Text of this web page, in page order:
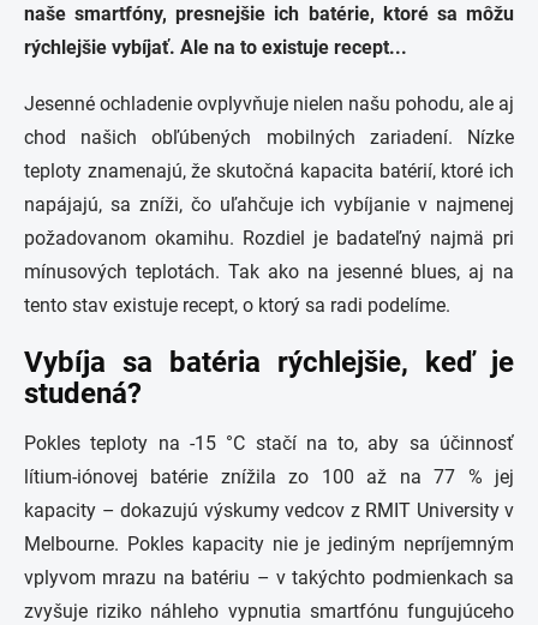
naše smartfóny, presnejšie ich batérie, ktoré sa môžu
rýchlejšie vybíjať. Ale na to existuje recept...
Jesenné ochladenie ovplyvňuje nielen našu pohodu, ale aj
chod našich obľúbených mobilných zariadení. Nízke
teploty znamenajú, že skutočná kapacita batérií, ktoré ich
napájajú, sa zníži, čo uľahčuje ich vybíjanie v najmenej
požadovanom okamihu. Rozdiel je badateľný najmä pri
mínusových teplotách. Tak ako na jesenné blues, aj na
tento stav existuje recept, o ktorý sa radi podelíme.
Vybíja sa batéria rýchlejšie, keď je
studená?
Pokles teploty na -15 °C stačí na to, aby sa účinnosť
lítium-iónovej batérie znížila zo 100 až na 77 % jej
kapacity – dokazujú výskumy vedcov z RMIT University v
Melbourne. Pokles kapacity nie je jediným nepríjemným
vplyvom mrazu na batériu – v takýchto podmienkach sa
zvyšuje riziko náhleho vypnutia smartfónu fungujúceho